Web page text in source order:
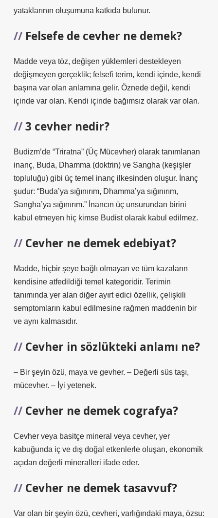
yataklarının oluşumuna katkıda bulunur.
Felsefe de cevher ne demek?
Madde veya töz, değişen yüklemleri destekleyen
değişmeyen gerçeklik; felsefi terim, kendi içinde, kendi
başına var olan anlamına gelir. Öznede değil, kendi
içinde var olan. Kendi içinde bağımsız olarak var olan.
3 cevher nedir?
Budizm’de “Triratna” (Üç Mücevher) olarak tanımlanan
inanç, Buda, Dhamma (doktrin) ve Sangha (keşişler
topluluğu) gibi üç temel inanç ilkesinden oluşur. İnanç
şudur: “Buda’ya sığınırım, Dhamma’ya sığınırım,
Sangha’ya sığınırım.” İnancın üç unsurundan birini
kabul etmeyen hiç kimse Budist olarak kabul edilmez.
Cevher ne demek edebiyat?
Madde, hiçbir şeye bağlı olmayan ve tüm kazaların
kendisine atfedildiği temel kategoridir. Terimin
tanımında yer alan diğer ayırt edici özellik, çelişkili
semptomların kabul edilmesine rağmen maddenin bir
ve aynı kalmasıdır.
Cevher in sözlükteki anlamı ne?
– Bir şeyin özü, maya ve gevher. – Değerli süs taşı,
mücevher. – İyi yetenek.
Cevher ne demek cografya?
Cevher veya basitçe mineral veya cevher, yer
kabuğunda iç ve dış doğal etkenlerle oluşan, ekonomik
açıdan değerli mineralleri ifade eder.
Cevher ne demek tasavvuf?
Var olan bir şeyin özü, cevheri, varlığındaki maya, özsu: